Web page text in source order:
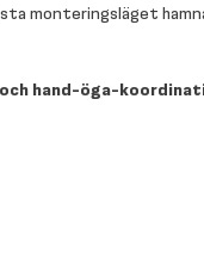
monteringsläget
hand-öga-